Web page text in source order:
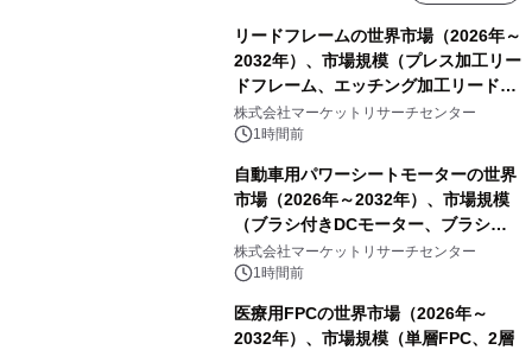
リードフレームの世界市場（2026年～
2032年）、市場規模（プレス加工リー
ドフレーム、エッチング加工リードフ
レーム）・分析レポートを発表
株式会社マーケットリサーチセンター
1時間前
自動車用パワーシートモーターの世界
市場（2026年～2032年）、市場規模
（ブラシ付きDCモーター、ブラシレ
スDCモーター）・分析レポートを発
表
株式会社マーケットリサーチセンター
1時間前
医療用FPCの世界市場（2026年～
2032年）、市場規模（単層FPC、2層